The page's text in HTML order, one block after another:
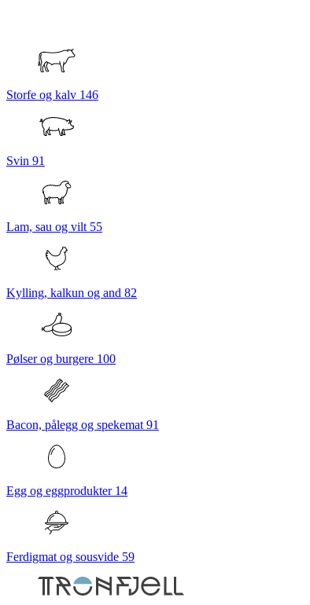
Storfe og kalv 146
Svin 91
Lam, sau og vilt 55
Kylling, kalkun og and 82
Pølser og burgere 100
Bacon, pålegg og spekemat 91
Egg og eggprodukter 14
Ferdigmat og sousvide 59